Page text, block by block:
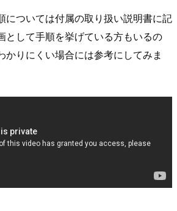
については付属の取り扱い説明書に記
として手順を挙げている方もいるの
かりにくい場合には参考にしてみま